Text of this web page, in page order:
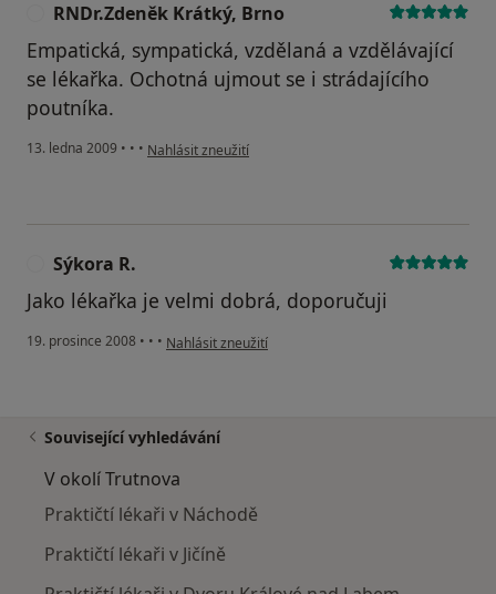
RNDr.Zdeněk Krátký, Brno
Empatická, sympatická, vzdělaná a vzdělávající
se lékařka. Ochotná ujmout se i strádajícího
poutníka.
13. ledna 2009 • • • podle názoru uživatele RNDr.Zdeněk Krátký, Brno
Nahlásit zneužití
Sýkora R.
Jako lékařka je velmi dobrá, doporučuji
19. prosince 2008 • • • podle názoru uživatele Sýkora R.
Nahlásit zneužití
Související vyhledávání
V okolí Trutnova
Praktičtí lékaři v Náchodě
Praktičtí lékaři v Jičíně